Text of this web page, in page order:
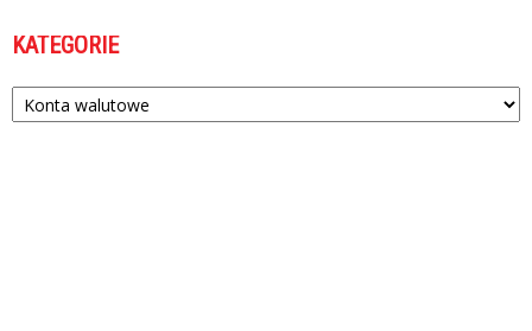
KATEGORIE
Kategorie